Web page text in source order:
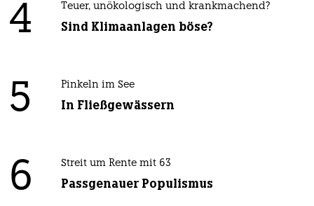
4 Teuer, unökologisch und krankmachend?
Sind Klimaanlagen böse?
5 Pinkeln im See
In Fließgewässern
6 Streit um Rente mit 63
Passgenauer Populismus